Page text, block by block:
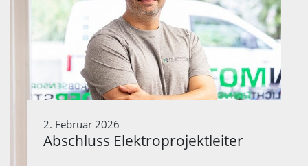
2. Februar 2026
Abschluss Elektroprojektleiter